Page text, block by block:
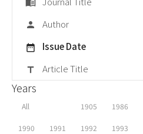
menu_book
person Author
date_range Issue Date
title Article Title
Years
All 1905 1986
1990 1991 1992 1993